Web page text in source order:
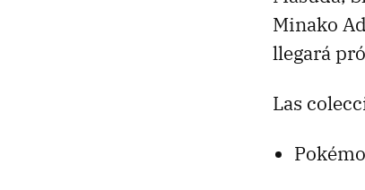
Minako
llegará
Las